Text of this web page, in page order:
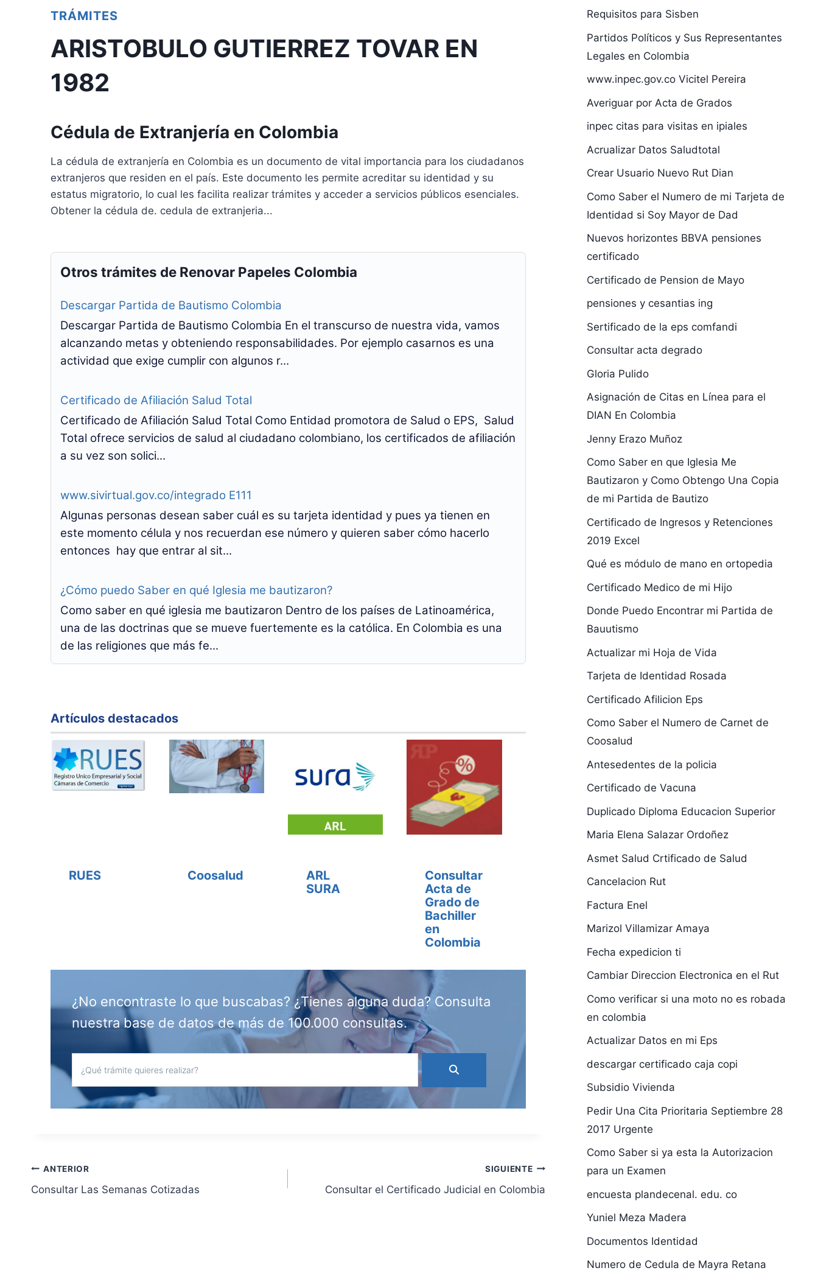
TRÁMITES
ARISTOBULO GUTIERREZ TOVAR EN
1982
Cédula de Extranjería en Colombia
La cédula de extranjería en Colombia es un documento de vital importancia para los ciudadanos
extranjeros que residen en el país. Este documento les permite acreditar su identidad y su
estatus migratorio, lo cual les facilita realizar trámites y acceder a servicios públicos esenciales.
Obtener la cédula de. cedula de extranjeria...
Otros trámites de Renovar Papeles Colombia
Descargar Partida de Bautismo Colombia
Descargar Partida de Bautismo Colombia En el transcurso de nuestra vida, vamos
alcanzando metas y obteniendo responsabilidades. Por ejemplo casarnos es una
actividad que exige cumplir con algunos r...
Certificado de Afiliación Salud Total
Certificado de Afiliación Salud Total Como Entidad promotora de Salud o EPS, Salud
Total ofrece servicios de salud al ciudadano colombiano, los certificados de afiliación
a su vez son solici...
www.sivirtual.gov.co/integrado E111
Algunas personas desean saber cuál es su tarjeta identidad y pues ya tienen en
este momento célula y nos recuerdan ese número y quieren saber cómo hacerlo
entonces hay que entrar al sit...
¿Cómo puedo Saber en qué Iglesia me bautizaron?
Como saber en qué iglesia me bautizaron Dentro de los países de Latinoamérica,
una de las doctrinas que se mueve fuertemente es la católica. En Colombia es una
de las religiones que más fe...
Artículos destacados
RUES Coosalud
ARL
SURA
Consultar
Acta de
Grado de
Bachiller
en
Colombia
¿No encontraste lo que buscabas? ¿Tienes alguna duda? Consulta
nuestra base de datos de más de 100.000 consultas.
Navegación
de
ANTERIOR
Consultar Las Semanas Cotizadas
SIGUIENTE
Consultar el Certificado Judicial en Colombia
Requisitos para Sisben
Partidos Políticos y Sus Representantes
Legales en Colombia
www.inpec.gov.co Vicitel Pereira
Averiguar por Acta de Grados
inpec citas para visitas en ipiales
Acrualizar Datos Saludtotal
Crear Usuario Nuevo Rut Dian
Como Saber el Numero de mi Tarjeta de
Identidad si Soy Mayor de Dad
Nuevos horizontes BBVA pensiones
certificado
Certificado de Pension de Mayo
pensiones y cesantias ing
Sertificado de la eps comfandi
Consultar acta degrado
Gloria Pulido
Asignación de Citas en Línea para el
DIAN En Colombia
Jenny Erazo Muñoz
Como Saber en que Iglesia Me
Bautizaron y Como Obtengo Una Copia
de mi Partida de Bautizo
Certificado de Ingresos y Retenciones
2019 Excel
Qué es módulo de mano en ortopedia
Certificado Medico de mi Hijo
Donde Puedo Encontrar mi Partida de
Bauutismo
Actualizar mi Hoja de Vida
Tarjeta de Identidad Rosada
Certificado Afilicion Eps
Como Saber el Numero de Carnet de
Coosalud
Antesedentes de la policia
Certificado de Vacuna
Duplicado Diploma Educacion Superior
Maria Elena Salazar Ordoñez
Asmet Salud Crtificado de Salud
Cancelacion Rut
Factura Enel
Marizol Villamizar Amaya
Fecha expedicion ti
Cambiar Direccion Electronica en el Rut
Como verificar si una moto no es robada
en colombia
Actualizar Datos en mi Eps
descargar certificado caja copi
Subsidio Vivienda
Pedir Una Cita Prioritaria Septiembre 28
2017 Urgente
Como Saber si ya esta la Autorizacion
para un Examen
encuesta plandecenal. edu. co
Yuniel Meza Madera
Documentos Identidad
Numero de Cedula de Mayra Retana